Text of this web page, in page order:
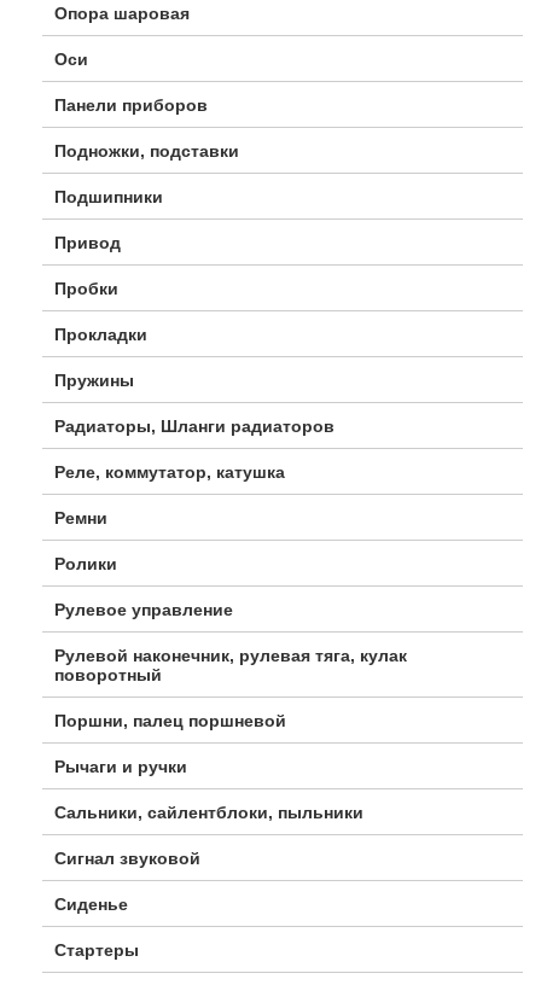
Опора шаровая
Оси
Панели приборов
Подножки, подставки
Подшипники
Привод
Пробки
Прокладки
Пружины
Радиаторы, Шланги радиаторов
Реле, коммутатор, катушка
Ремни
Ролики
Рулевое управление
Рулевой наконечник, рулевая тяга, кулак
поворотный
Поршни, палец поршневой
Рычаги и ручки
Сальники, сайлентблоки, пыльники
Сигнал звуковой
Сиденье
Стартеры